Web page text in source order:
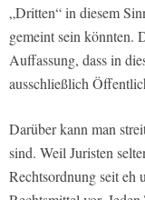
„Dritten“ in diesem
gemeint sein könnten.
Auffassung, dass in
ausschließlich
Darüber kann man
sind. Weil Juristen
Rechtsordnung seit eh